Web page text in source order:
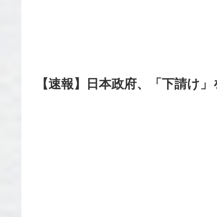
【速報】日本政府、「下請け